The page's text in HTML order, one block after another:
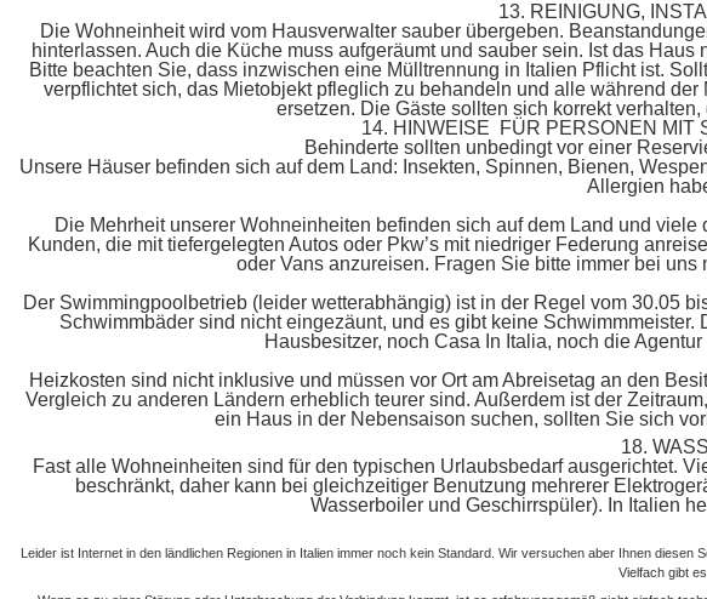
13. REINIGUNG,
Die Wohneinheit wird vom Hausverwalter sauber übergeben.
hinterlassen. Auch die Küche muss aufgeräumt und sauber sein. Ist das
Bitte beachten Sie, dass inzwischen eine Mülltrennung in Italien Pflicht ist.
verpflichtet sich, das Mietobjekt pfleglich zu behandeln und alle während
ersetzen. Die Gäste sollten sich korrekt
14. HINWEISE FÜR PERSONEN MIT
Behinderte sollten unbedingt vor einer
Unsere Häuser befinden sich auf dem Land: Insekten, Spinnen, Bienen,
Allergien
Die Mehrheit unserer Wohneinheiten befinden sich auf dem Land und
Kunden, die mit tiefergelegten Autos oder Pkw’s mit niedriger Federung
oder Vans anzureisen. Fragen Sie bitte immer bei
Der Swimmingpoolbetrieb (leider wetterabhängig) ist in der Regel vom 30.05
Schwimmbäder sind nicht eingezäunt, und es gibt keine
Hausbesitzer, noch Casa In Italia, noch die
Heizkosten sind nicht inklusive und müssen vor Ort am Abreisetag an den
Vergleich zu anderen Ländern erheblich teurer sind. Außerdem ist der
ein Haus in der Nebensaison suchen, sollten Sie sich
18.
Fast alle Wohneinheiten sind für den typischen Urlaubsbedarf ausgerichtet.
beschränkt, daher kann bei gleichzeitiger Benutzung mehrerer
Wasserboiler und Geschirrspüler). In Italien
Leider ist Internet in den ländlichen Regionen in Italien immer noch kein Standard. Wir versuchen aber Ihnen
Vielfach gibt